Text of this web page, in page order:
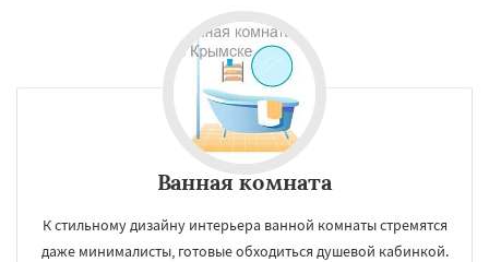
Ванная комната
К стильному дизайну интерьера ванной комнаты стремятся
даже минималисты, готовые обходиться душевой кабинкой.